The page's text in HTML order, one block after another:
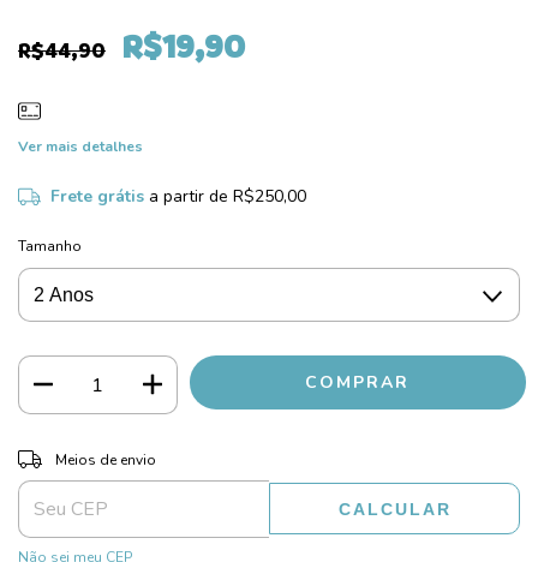
R$44,90 R$19,90
Ver mais detalhes
Frete grátis a partir de R$250,00
Tamanho
Entregas para o CEP:
Meios de envio
CALCULAR
Não sei meu CEP